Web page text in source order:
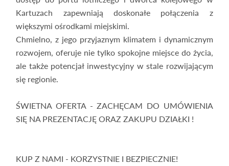
Kartuzach zapewniają doskonałe połączenia z
większymi ośrodkami miejskimi.
Chmielno, z jego przyjaznym klimatem i dynamicznym
rozwojem, oferuje nie tylko spokojne miejsce do życia,
ale także potencjał inwestycyjny w stale rozwijającym
się regionie.
ŚWIETNA OFERTA - ZACHĘCAM DO UMÓWIENIA
SIĘ NA PREZENTACJĘ ORAZ ZAKUPU DZIAŁKI !
KUP Z NAMI - KORZYSTNIE I BEZPIECZNIE!